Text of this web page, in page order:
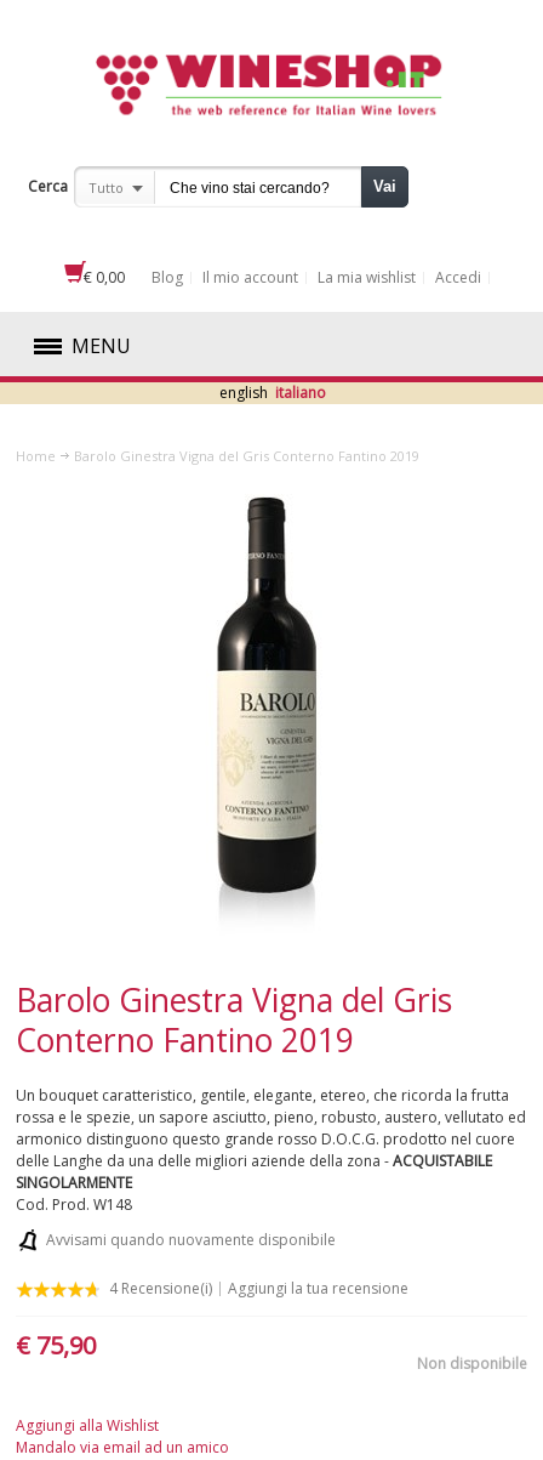
Cerca Tutto Vai
€ 0,00 Blog Il mio account La mia wishlist Accedi
MENU
ROSSI
BIANCHI
english italiano
Home Barolo Ginestra Vigna del Gris Conterno Fantino 2019
Barolo Ginestra Vigna del Gris
Conterno Fantino 2019
Un bouquet caratteristico, gentile, elegante, etereo, che ricorda la frutta
rossa e le spezie, un sapore asciutto, pieno, robusto, austero, vellutato ed
armonico distinguono questo grande rosso D.O.C.G. prodotto nel cuore
delle Langhe da una delle migliori aziende della zona -ACQUISTABILE
SINGOLARMENTE
Cod. Prod.W148
Avvisami quando nuovamente disponibile
4Recensione(i) Aggiungi la tua recensione
Non disponibile
€ 75,90
Aggiungi alla Wishlist
Mandalo via email ad un amico